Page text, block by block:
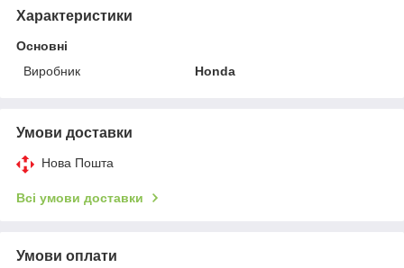
Характеристики
Основні
Виробник
Honda
Умови доставки
Нова Пошта
Всі умови доставки
Умови оплати